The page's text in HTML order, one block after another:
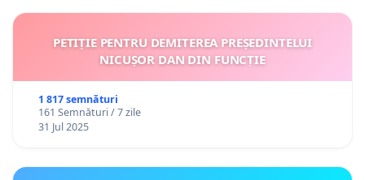
PETIȚIE PENTRU DEMITEREA PREȘEDINTELUI
NICUȘOR DAN DIN FUNCȚIE
1 817 semnături
161 Semnături / 7 zile
31 Jul 2025